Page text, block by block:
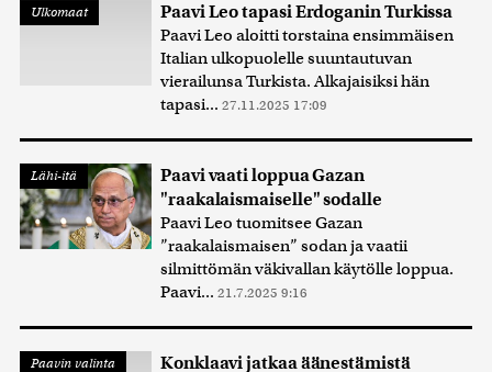
Ulkomaat Paavi Leo tapasi Erdoganin Turkissa
Paavi Leo aloitti torstaina ensimmäisen
Italian ulkopuolelle suuntautuvan
vierailunsa Turkista. Alkajaisiksi hän
tapasi... 27.11.2025 17:09
Lähi-itä
Paavi vaati loppua Gazan
"raakalaismaiselle" sodalle
Paavi Leo tuomitsee Gazan
”raakalaismaisen” sodan ja vaatii
silmittömän väkivallan käytölle loppua.
Paavi... 21.7.2025 9:16
Paavin valinta
Konklaavi jatkaa äänestämistä